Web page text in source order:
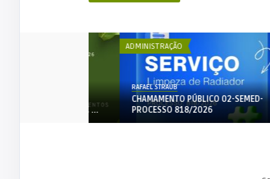
ADMINISTRAÇÃO
RAFAEL STRAUB
CHAMAMENTO PÚBLICO 02-SEMED-
PROCESSO 818/2026